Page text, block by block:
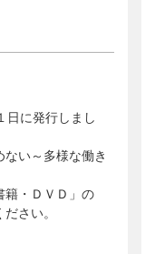
日に発行しまし
い～多様な働き
籍・ＤＶＤ」の
さい。